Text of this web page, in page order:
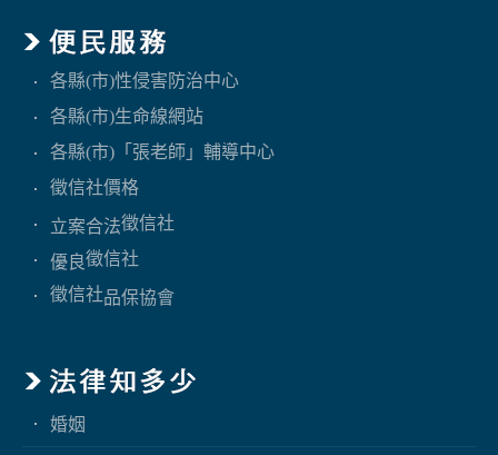
各縣(市)性侵害防治中心
各縣(市)生命線網站
各縣(市)「張老師」輔導中心
徵信社價格
立案合法徵信社
優良徵信社
徵信社品保協會
婚姻